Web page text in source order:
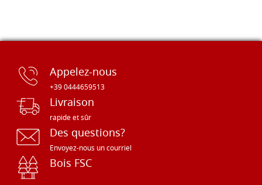
Appelez-nous
+39 0444659513
Livraison
rapide et sûr
Des questions?
Envoyez-nous un courriel
Bois FSC